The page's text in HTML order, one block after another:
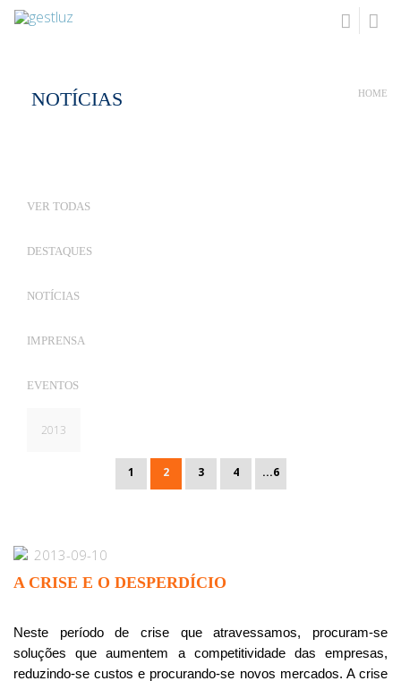
NOTÍCIAS HOME
VER TODAS
DESTAQUES
NOTÍCIAS
IMPRENSA
EVENTOS
2013
1 2 3 4 ...6
2013-09-10
A CRISE E O DESPERDÍCIO
Neste período de crise que atravessamos, procuram-se
soluções que aumentem a competitividade das empresas,
reduzindo-se custos e procurando-se novos mercados. A crise